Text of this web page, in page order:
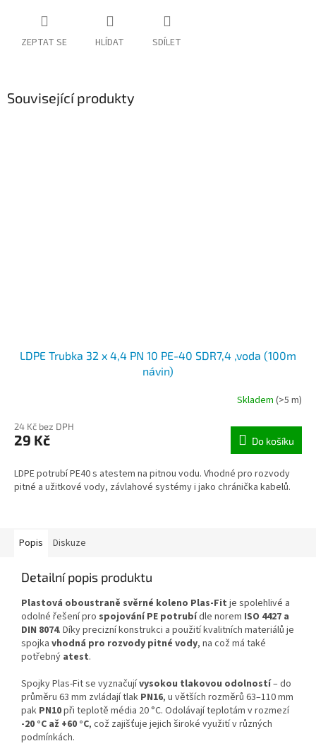
ZEPTAT SE HLÍDAT SDÍLET
Související produkty
LDPE Trubka 32 x 4,4 PN 10 PE-40 SDR7,4 ,voda (100m
návin)
Skladem (>5 m)
24 Kč bez DPH
29 Kč Do košíku
LDPE potrubí PE40 s atestem na pitnou vodu. Vhodné pro rozvody
pitné a užitkové vody, závlahové systémy i jako chránička kabelů.
Popis Diskuze
Detailní popis produktu
Plastová oboustraně svěrné koleno Plas-Fit je spolehlivé a
odolné řešení pro spojování PE potrubídle norem ISO 4427 a
DIN 8074. Díky precizní konstrukci a použití kvalitních materiálů je
spojka vhodná pro rozvody pitné vody, na což má také
potřebný atest.
Spojky Plas-Fit se vyznačujívysokou tlakovou odolností– do
průměru 63 mm zvládají tlak PN16, u větších rozměrů 63–110 mm
pak PN10při teplotě média 20 °C. Odolávají teplotám v rozmezí
-20 °C až +60 °C, což zajišťuje jejich široké využití v různých
podmínkách.